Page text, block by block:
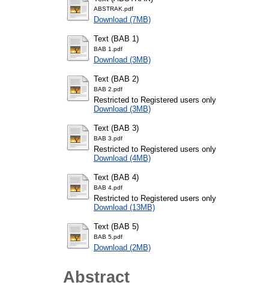
ABSTRAK.pdf
Download (7MB)
Text (BAB 1)
BAB 1.pdf
Download (3MB)
Text (BAB 2)
BAB 2.pdf
Restricted to Registered users only
Download (3MB)
Text (BAB 3)
BAB 3.pdf
Restricted to Registered users only
Download (4MB)
Text (BAB 4)
BAB 4.pdf
Restricted to Registered users only
Download (13MB)
Text (BAB 5)
BAB 5.pdf
Download (2MB)
Abstract